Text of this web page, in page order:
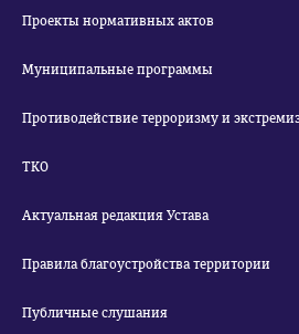
Проекты нормативных актов
Муниципальные программы
Противодействие терроризму и
ТКО
Актуальная редакция Устава
Правила благоустройства территории
Публичные слушания